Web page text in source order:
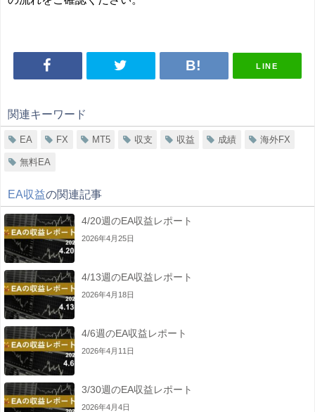
LINE
関連キーワード
EA FX MT5 収支 収益 成績 海外FX
無料EA
EA収益の関連記事
4/20週のEA収益レポート
2026年4月25日
4/13週のEA収益レポート
2026年4月18日
4/6週のEA収益レポート
2026年4月11日
3/30週のEA収益レポート
2026年4月4日